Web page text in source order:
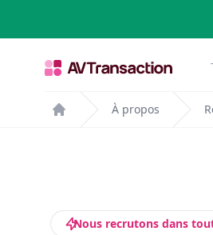
Home
À propos
Nous recrutons dans